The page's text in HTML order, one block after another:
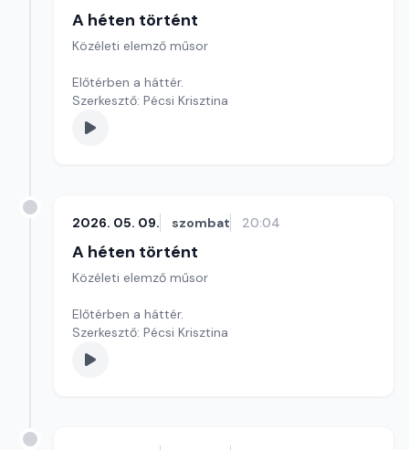
A héten történt
Közéleti elemző műsor
Előtérben a háttér.
Szerkesztő: Pécsi Krisztina
2026. 05. 09. szombat 20:04
A héten történt
Közéleti elemző műsor
Előtérben a háttér.
Szerkesztő: Pécsi Krisztina